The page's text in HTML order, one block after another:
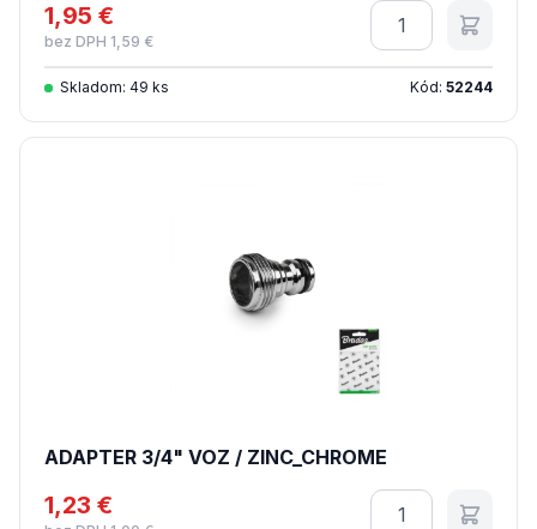
1,95 €
bez DPH 1,59 €
Množstvo
Skladom: 49 ks Kód: 52244
ADAPTER 3/4" VOZ / ZINC_CHROME
1,23 € Množstvo